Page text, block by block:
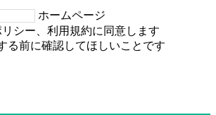
ホームページ
シー
利用規約に同意します
る前に確認してほしいことです